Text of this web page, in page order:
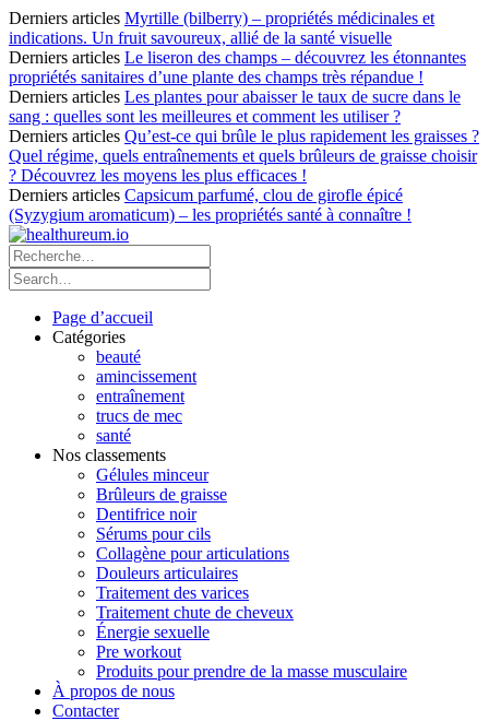
Derniers articles Myrtille (bilberry) – propriétés médicinales et
indications. Un fruit savoureux, allié de la santé visuelle
Derniers articles Le liseron des champs – découvrez les étonnantes
propriétés sanitaires d’une plante des champs très répandue !
Derniers articles Les plantes pour abaisser le taux de sucre dans le
sang : quelles sont les meilleures et comment les utiliser ?
Derniers articles Qu’est-ce qui brûle le plus rapidement les graisses ?
Quel régime, quels entraînements et quels brûleurs de graisse choisir
? Découvrez les moyens les plus efficaces !
Derniers articles Capsicum parfumé, clou de girofle épicé
(Syzygium aromaticum) – les propriétés santé à connaître !
Page d’accueil
Catégories
beauté
amincissement
entraînement
trucs de mec
santé
Nos classements
Gélules minceur
Brûleurs de graisse
Dentifrice noir
Sérums pour cils
Collagène pour articulations
Douleurs articulaires
Traitement des varices
Traitement chute de cheveux
Énergie sexuelle
Pre workout
Produits pour prendre de la masse musculaire
À propos de nous
Contacter